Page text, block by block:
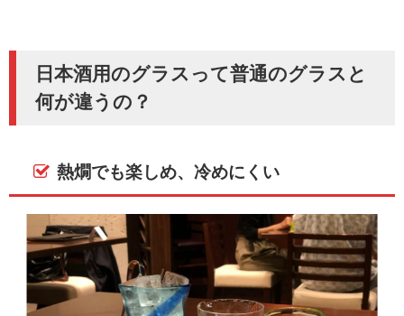
日本酒用のグラスって普通のグラスと
何が違うの？
熱燗でも楽しめ、冷めにくい